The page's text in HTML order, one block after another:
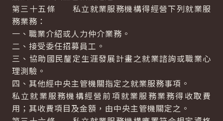
第三十五條 私立就業服務機構得經營下列就業服
務業務：
一、職業介紹或人力仲介業務。
二、接受委任招募員工。
三、協助國民釐定生涯發展計畫之就業諮詢或職業心
理測驗。
四、其他經中央主管機關指定之就業服務事項。
私立就業服務機構經營前項就業服務業務得收取費
用；其收費項目及金額，由中央主管機關定之。